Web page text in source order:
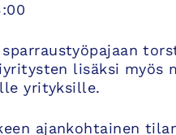
lisäksi myös
yrityksille.
ajankohtainen